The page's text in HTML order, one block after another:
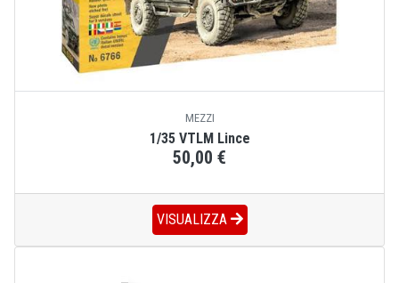
MEZZI
1/35 VTLM Lince
50,00 €
VISUALIZZA